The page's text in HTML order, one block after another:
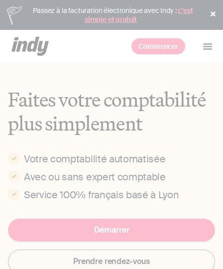
Passez à la facturation électronique avec Indy :c’est
simple et gratuit
Commencer
Faites votre comptabilité
plus simplement
Votre comptabilité automatisée
Avec ou sans expert comptable
Service 100% français basé à Lyon
Démarrer
Prendre rendez-vous